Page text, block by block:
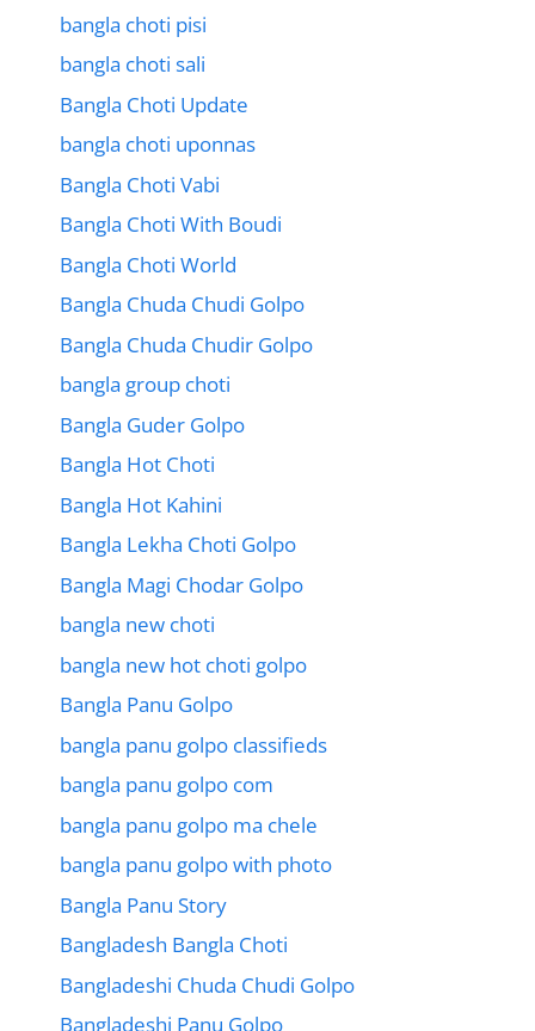
bangla choti pisi
bangla choti sali
Bangla Choti Update
bangla choti uponnas
Bangla Choti Vabi
Bangla Choti With Boudi
Bangla Choti World
Bangla Chuda Chudi Golpo
Bangla Chuda Chudir Golpo
bangla group choti
Bangla Guder Golpo
Bangla Hot Choti
Bangla Hot Kahini
Bangla Lekha Choti Golpo
Bangla Magi Chodar Golpo
bangla new choti
bangla new hot choti golpo
Bangla Panu Golpo
bangla panu golpo classifieds
bangla panu golpo com
bangla panu golpo ma chele
bangla panu golpo with photo
Bangla Panu Story
Bangladesh Bangla Choti
Bangladeshi Chuda Chudi Golpo
Bangladeshi Panu Golpo